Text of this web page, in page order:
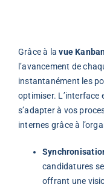
Grâce à lavue
l’avancement de
instantanément les
optimiser.
s’adapter à vos
internes grâce à
candidatures
offrant une